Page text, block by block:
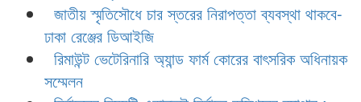
জাতীয় স্মৃতিসৌধে চার স্তরের নিরাপত্তা ব্যবস্থা থাকবে-
ঢাকা রেঞ্জের ডিআইজি
রিমাউন্ট ভেটেরিনারি অ্যান্ড ফার্ম কোরের বাৎসরিক অধিনায়ক
সম্মেলন